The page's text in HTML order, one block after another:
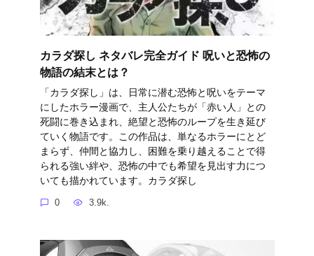
カラダ探し ネタバレ完全ガイド 呪いと恐怖の
物語の結末とは？
「カラダ探し」は、日常に潜む恐怖と呪いをテーマ
にしたホラー漫画で、主人公たちが「赤い人」との
死闘に巻き込まれ、絶望と恐怖のループを生き延び
ていく物語です。この作品は、単なるホラーにとど
まらず、仲間と協力し、困難を乗り越えることで得
られる強い絆や、恐怖の中でも希望を見出す力につ
いても描かれています。カラダ探し
0 3.9k.